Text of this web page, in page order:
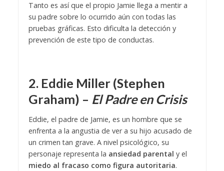
Tanto es así que el propio Jamie llega a mentir a
su padre sobre lo ocurrido aún con todas las
pruebas gráficas. Esto dificulta la detección y
prevención de este tipo de conductas.
2. Eddie Miller (Stephen
Graham) – El Padre en Crisis
Eddie, el padre de Jamie, es un hombre que se
enfrenta a la angustia de ver a su hijo acusado de
un crimen tan grave. A nivel psicológico, su
personaje representa la ansiedad parental y el
miedo al fracaso como figura autoritaria.